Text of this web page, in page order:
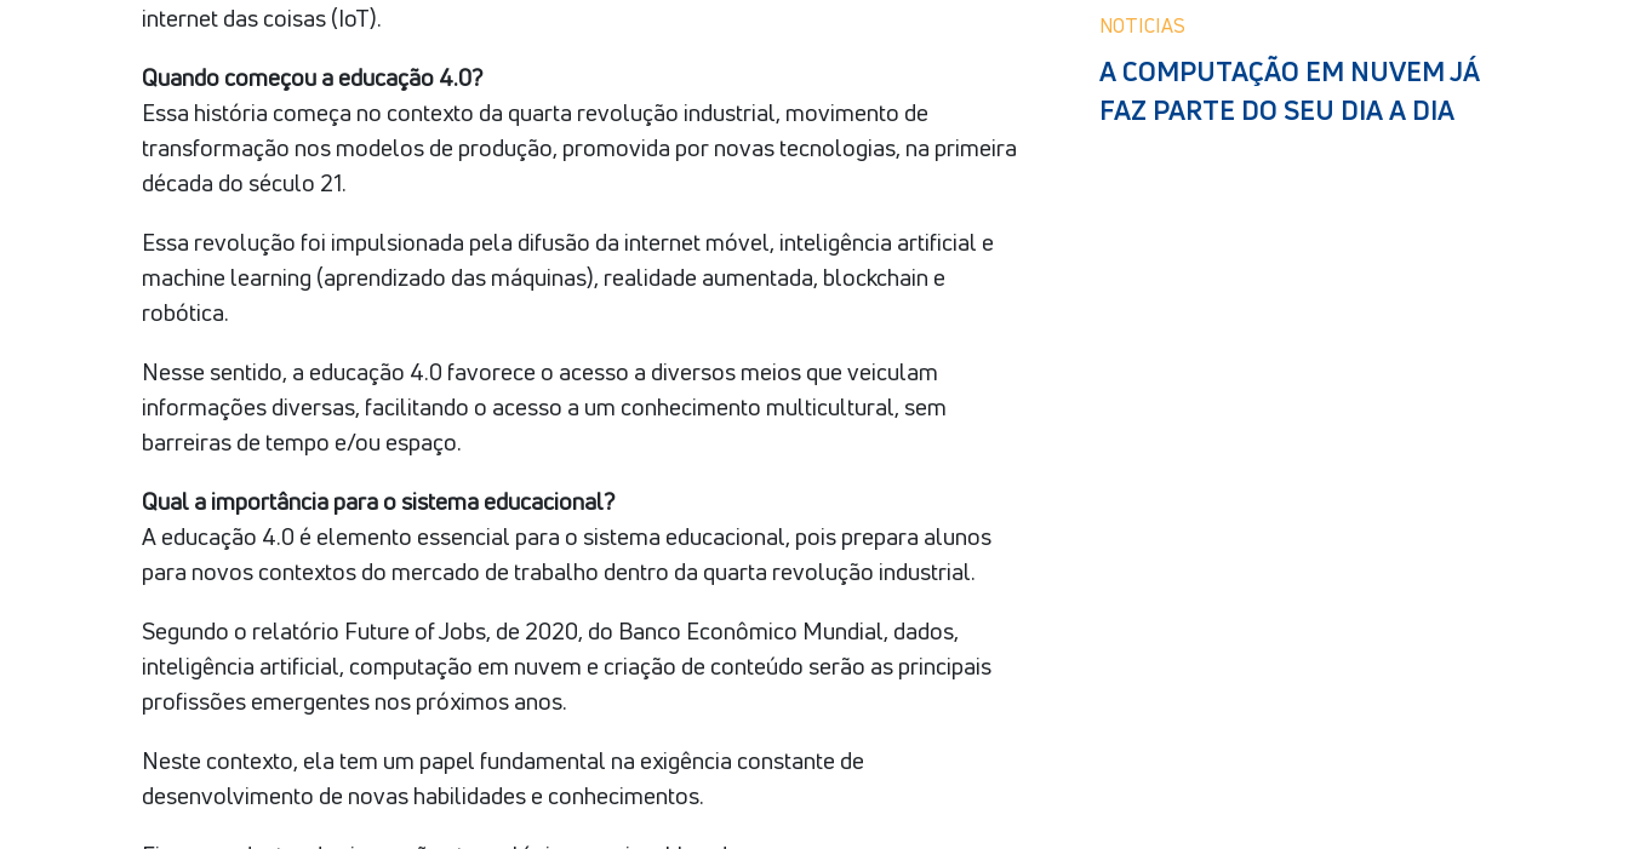
internet das coisas (IoT).
Quando começou a educação 4.0?
Essa história começa no contexto da quarta revolução industrial, movimento de
transformação nos modelos de produção, promovida por novas tecnologias, na primeira
década do século 21.
Essa revolução foi impulsionada pela difusão da internet móvel, inteligência artificial e
machine learning (aprendizado das máquinas), realidade aumentada, blockchain e
robótica.
Nesse sentido, a educação 4.0 favorece o acesso a diversos meios que veiculam
informações diversas, facilitando o acesso a um conhecimento multicultural, sem
barreiras de tempo e/ou espaço.
Qual a importância para o sistema educacional?
A educação 4.0 é elemento essencial para o sistema educacional, pois prepara alunos
para novos contextos do mercado de trabalho dentro da quarta revolução industrial.
Segundo o relatório Future of Jobs, de 2020, do Banco Econômico Mundial, dados,
inteligência artificial, computação em nuvem e criação de conteúdo serão as principais
profissões emergentes nos próximos anos.
Neste contexto, ela tem um papel fundamental na exigência constante de
desenvolvimento de novas habilidades e conhecimentos.
NOTICIAS
A COMPUTAÇÃO EM NUVEM JÁ
FAZ PARTE DO SEU DIA A DIA